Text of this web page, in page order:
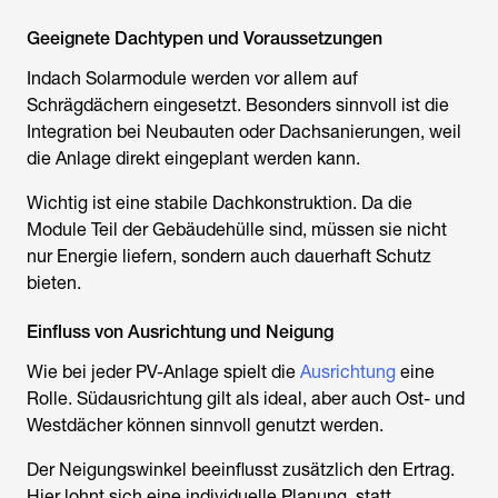
Geeignete Dachtypen und Voraussetzungen
Indach Solarmodule werden vor allem auf
Schrägdächern eingesetzt. Besonders sinnvoll ist die
Integration bei Neubauten oder Dachsanierungen, weil
die Anlage direkt eingeplant werden kann.
Wichtig ist eine stabile Dachkonstruktion. Da die
Module Teil der Gebäudehülle sind, müssen sie nicht
nur Energie liefern, sondern auch dauerhaft Schutz
bieten.
Einfluss von Ausrichtung und Neigung
Wie bei jeder PV-Anlage spielt die Ausrichtung eine
Rolle. Südausrichtung gilt als ideal, aber auch Ost- und
Westdächer können sinnvoll genutzt werden.
Der Neigungswinkel beeinflusst zusätzlich den Ertrag.